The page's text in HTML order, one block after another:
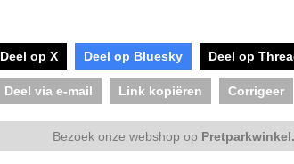
Deel op X Deel op Bluesky Deel op
Deel via e-mail Link kopiëren Corrigeer
Bezoek onze webshop op